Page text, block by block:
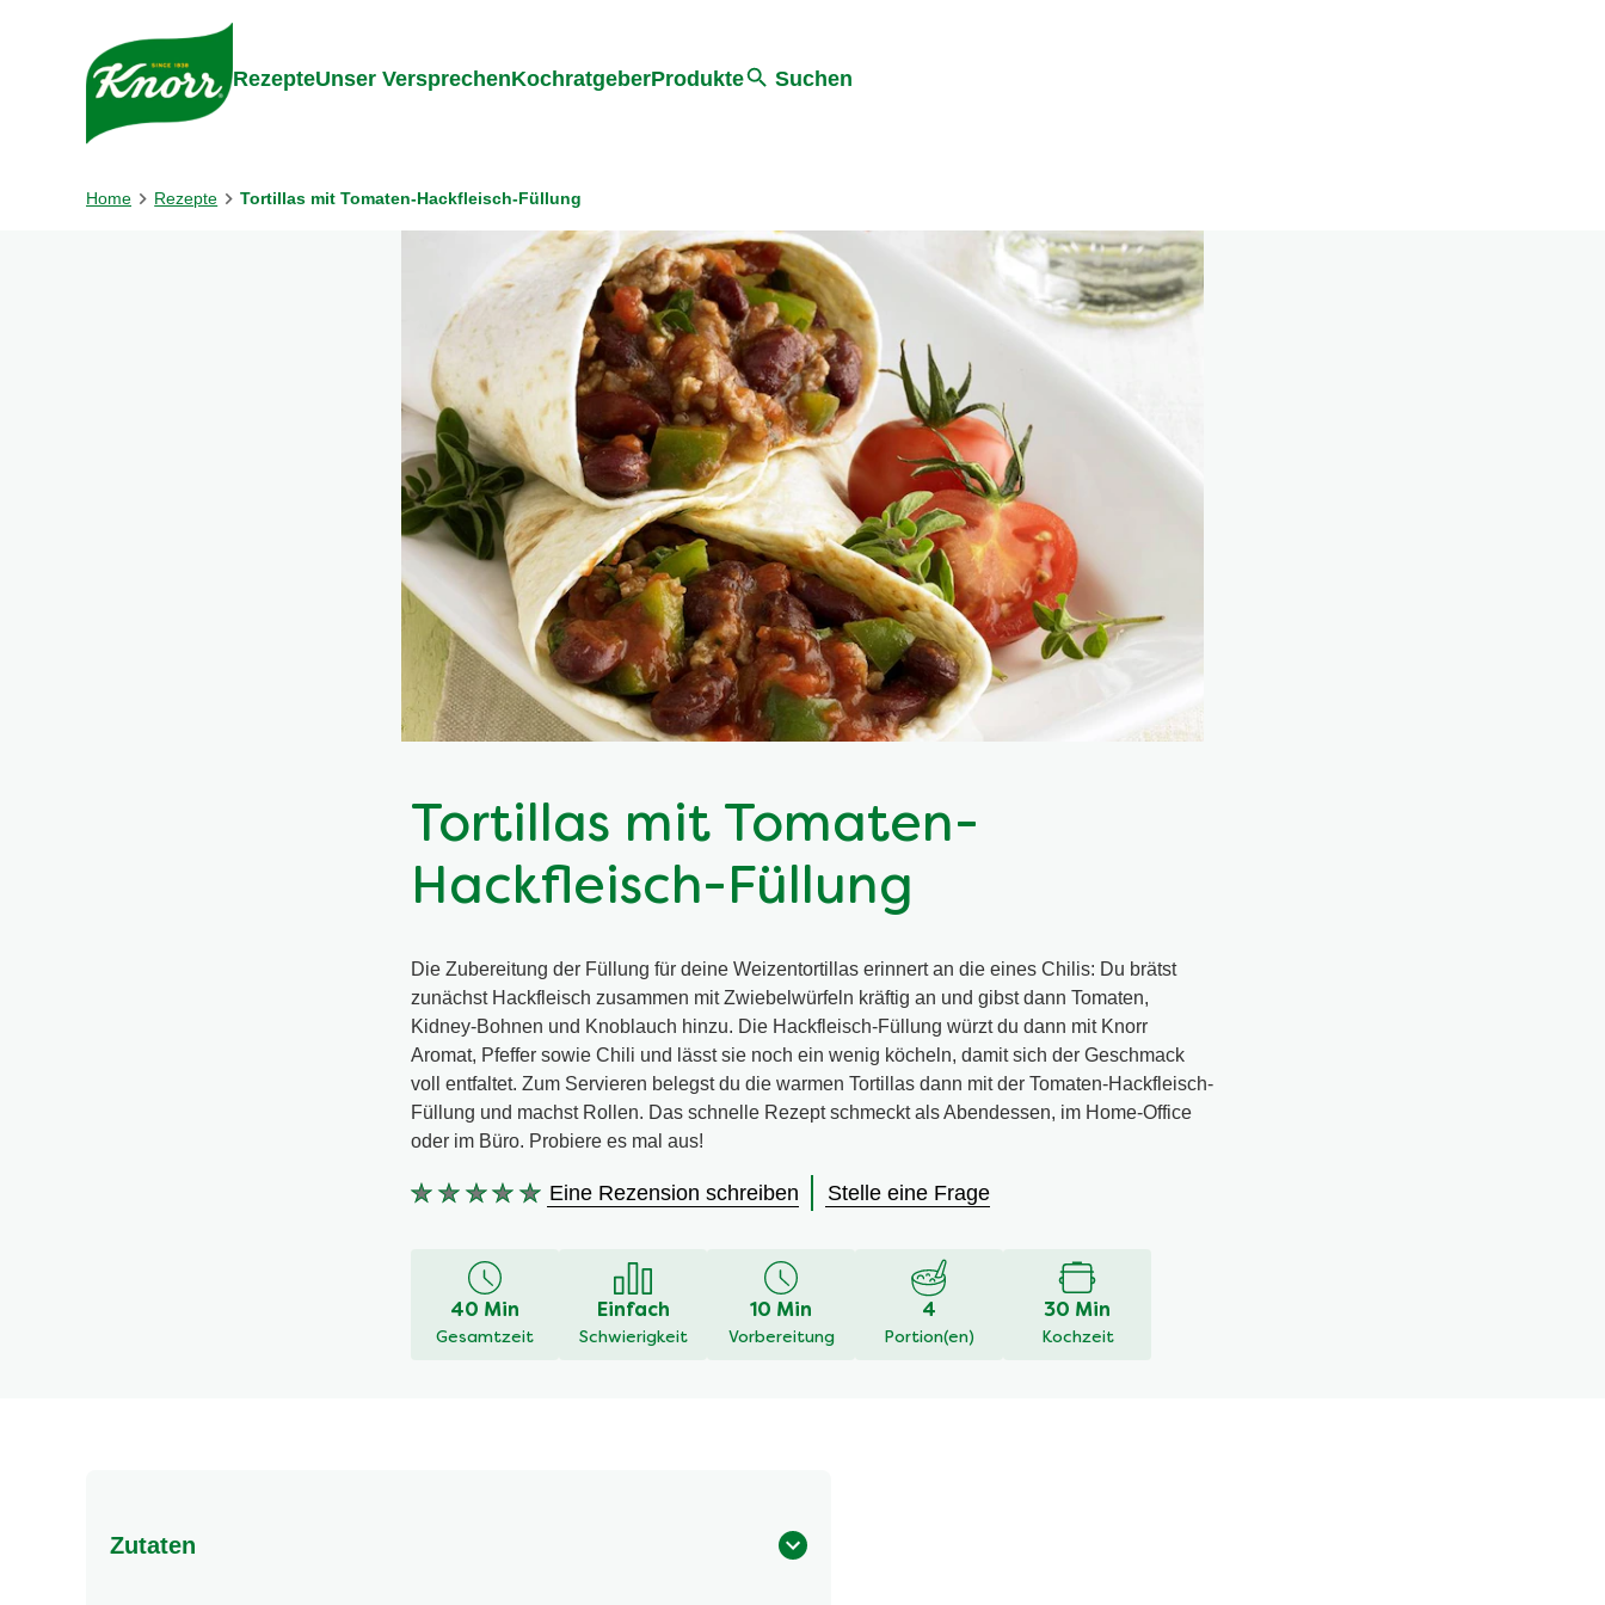
Gehe zu:
RezepteUnser VersprechenKochratgeberProdukte Suchen
Home Rezepte Tortillas mit Tomaten-Hackfleisch-Füllung
Tortillas mit Tomaten-
Hackfleisch-Füllung
Die Zubereitung der Füllung für deine Weizentortillas erinnert an die eines Chilis: Du brätst
zunächst Hackfleisch zusammen mit Zwiebelwürfeln kräftig an und gibst dann Tomaten,
Kidney-Bohnen und Knoblauch hinzu. Die Hackfleisch-Füllung würzt du dann mit Knorr
Aromat, Pfeffer sowie Chili und lässt sie noch ein wenig köcheln, damit sich der Geschmack
voll entfaltet. Zum Servieren belegst du die warmen Tortillas dann mit der Tomaten-Hackfleisch-
Füllung und machst Rollen. Das schnelle Rezept schmeckt als Abendessen, im Home-Office
oder im Büro. Probiere es mal aus!
Keine
dieses
recipe
Eine Rezension schreiben Stelle eine Frage
40 Min
Gesamtzeit
Einfach
Schwierigkeit
10 Min
Vorbereitung
4
Portion(en)
30 Min
Kochzeit
Zutaten